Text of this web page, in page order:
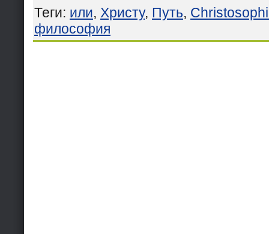
Теги: или, Христу, Путь,
философия